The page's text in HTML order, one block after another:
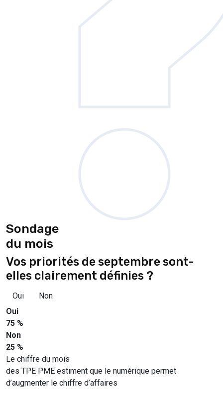
Sondage
du mois
Vos priorités de septembre sont-
elles clairement définies ?
Oui
Non
Oui
75 %
Non
25 %
Le chiffre du mois
des TPE PME estiment que le numérique permet
d’augmenter le chiffre d’affaires